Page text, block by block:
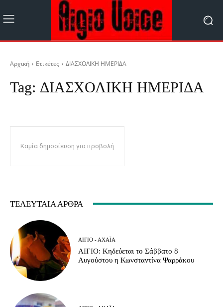
Αρχική Ετικέτες ΔΙΑΣΧΟΛΙΚΗ ΗΜΕΡΙΔΑ
Tag: ΔΙΑΣΧΟΛΙΚΗ ΗΜΕΡΙΔΑ
Καμία δημοσίευση για προβολή
ΤΕΛΕΥΤΑΊΑ ΆΡΘΡΑ
ΑΊΓΙΟ - ΑΧΑΪ́Α
ΑΙΓΙΟ: Κηδεύεται το Σάββατο 8
Αυγούστου η Κωνσταντίνα Ψαρράκου